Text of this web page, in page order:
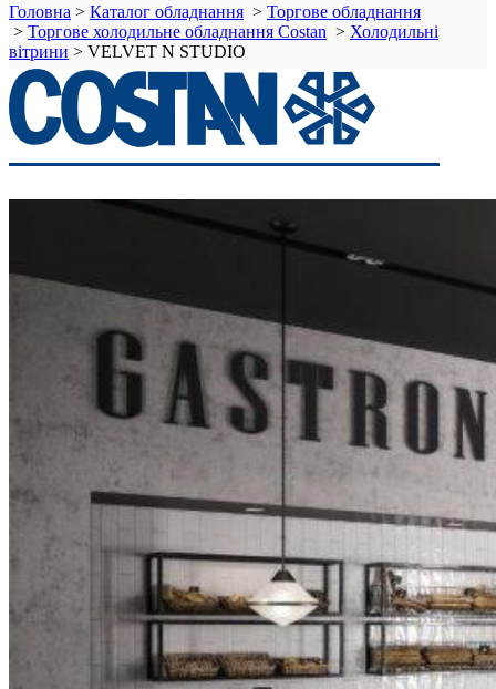
Головна > Каталог обладнання > Торгове обладнання
> Торгове холодильне обладнання Costan > Холодильні
вітрини > VELVET N STUDIO